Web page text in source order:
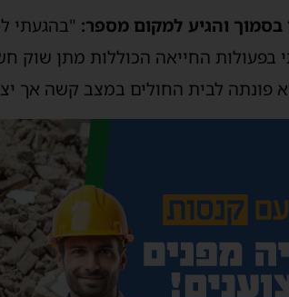
והגיע למקום מספר:
החייאה הכוללות מתן שוק
פונתה לבית החולים במצב קשה אך